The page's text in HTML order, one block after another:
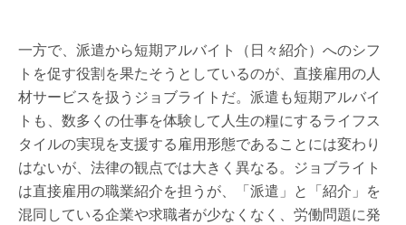
一方で、派遣から短期アルバイト（日々紹介）へのシフ
トを促す役割を果たそうとしているのが、直接雇用の人
材サービスを扱うジョブライトだ。派遣も短期アルバイ
トも、数多くの仕事を体験して人生の糧にするライフス
タイルの実現を支援する雇用形態であることには変わり
はないが、法律の観点では大きく異なる。ジョブライト
は直接雇用の職業紹介を担うが、「派遣」と「紹介」を
混同している企業や求職者が少なくなく、労働問題に発